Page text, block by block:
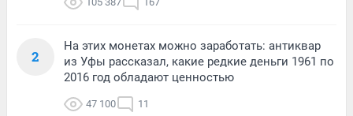
2
На этих монетах можно заработать: антиквар
из Уфы рассказал, какие редкие деньги 1961 по
2016 год обладают ценностью
47 100 11